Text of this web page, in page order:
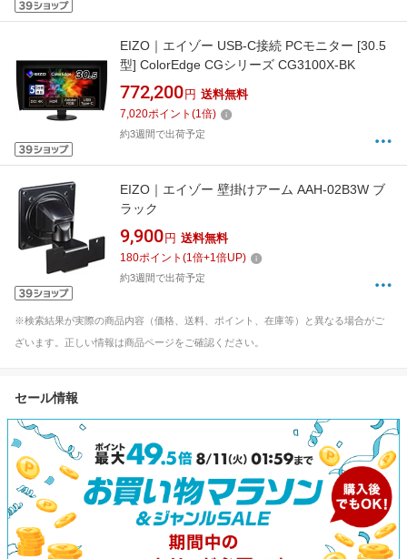
EIZO｜エイゾー USB-C接続 PCモニター [30.5
型] ColorEdge CGシリーズ CG3100X-BK
772,200 円 送料無料
7,020ポイント (1倍)
約3週間で出荷予定
EIZO｜エイゾー 壁掛けアーム AAH-02B3W ブ
ラック
9,900 円 送料無料
180ポイント (1倍+1倍UP)
約3週間で出荷予定
※検索結果が実際の商品内容（価格、送料、ポイント、在庫等）と異なる場合がご
ざいます。正しい情報は商品ページをご確認ください。
セール情報